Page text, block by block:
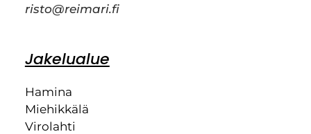
risto@reimari.fi
Jakelualue
Hamina
Miehikkälä
Virolahti